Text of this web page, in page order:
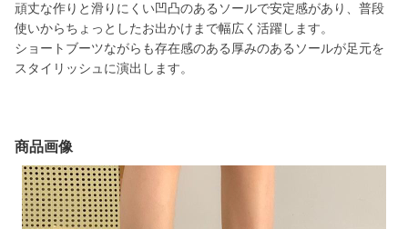
頑丈な作りと滑りにくい凹凸のあるソールで安定感があり、普段
使いからちょっとしたお出かけまで幅広く活躍します。
ショートブーツながらも存在感のある厚みのあるソールが足元を
スタイリッシュに演出します。
商品画像